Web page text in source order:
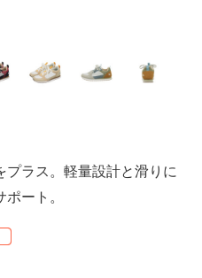
プラス。軽量設計と滑りに
ート。